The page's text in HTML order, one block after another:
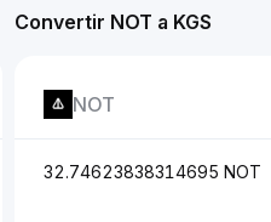
Convertir NOT a KGS
NOT
32.74623838314695 NOT